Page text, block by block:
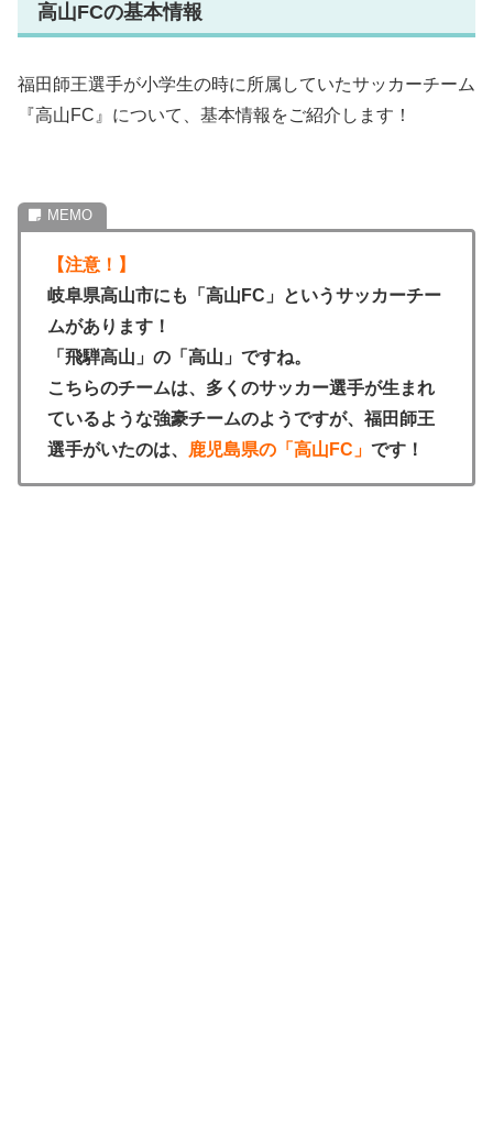
高山FCの基本情報
福田師王選手が小学生の時に所属していたサッカーチーム
『高山FC』について、基本情報をご紹介します！
【注意！】
岐阜県高山市にも「高山FC」というサッカーチー
ムがあります！
「飛騨高山」の「高山」ですね。
こちらのチームは、多くのサッカー選手が生まれ
ているような強豪チームのようですが、福田師王
選手がいたのは、
鹿児島県の「高山FC」 です！